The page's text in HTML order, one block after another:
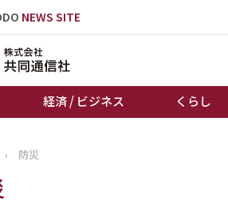
NEWS SITE
経済 / ビジネス くらし
› 防災